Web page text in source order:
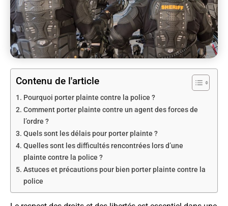
Contenu de l'article
Pourquoi porter plainte contre la police ?
Comment porter plainte contre un agent des forces de
l’ordre ?
Quels sont les délais pour porter plainte ?
Quelles sont les difficultés rencontrées lors d’une
plainte contre la police ?
Astuces et précautions pour bien porter plainte contre la
police